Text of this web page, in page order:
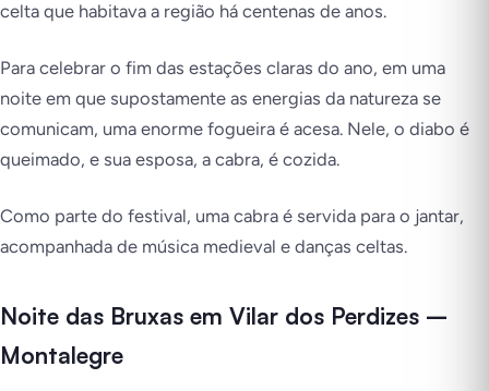
celta que habitava a região há centenas de anos.
Para celebrar o fim das estações claras do ano, em uma
noite em que supostamente as energias da natureza se
comunicam, uma enorme fogueira é acesa. Nele, o diabo é
queimado, e sua esposa, a cabra, é cozida.
Como parte do festival, uma cabra é servida para o jantar,
acompanhada de música medieval e danças celtas.
Noite das Bruxas em Vilar dos Perdizes –
Montalegre